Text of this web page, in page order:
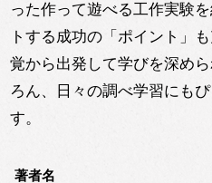
った作って遊べる工作実験
トする成功の「ポイント」
覚から出発して学びを深め
ろん、日々の調べ学習にも
す。
著者名